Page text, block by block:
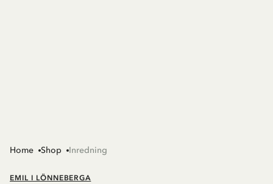
Home Shop Inredning
EMIL I LÖNNEBERGA